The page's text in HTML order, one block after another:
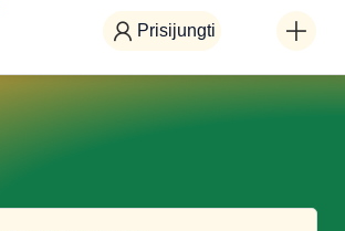
Prisijungti